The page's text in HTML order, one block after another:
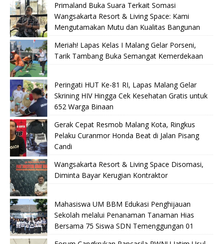
Primaland Buka Suara Terkait Somasi
Wangsakarta Resort & Living Space: Kami
Mengutamakan Mutu dan Kualitas Bangunan
Meriah! Lapas Kelas I Malang Gelar Porseni,
Tarik Tambang Buka Semangat Kemerdekaan
Peringati HUT Ke-81 RI, Lapas Malang Gelar
Skrining HIV Hingga Cek Kesehatan Gratis untuk
652 Warga Binaan
Gerak Cepat Resmob Malang Kota, Ringkus
Pelaku Curanmor Honda Beat di Jalan Pisang
Candi
Wangsakarta Resort & Living Space Disomasi,
Diminta Bayar Kerugian Kontraktor
Mahasiswa UM BBM Edukasi Penghijauan
Sekolah melalui Penanaman Tanaman Hias
Bersama 75 Siswa SDN Temenggungan 01